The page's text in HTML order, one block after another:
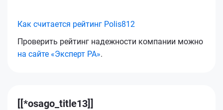
Как считается рейтинг Polis812
Проверить рейтинг надежности компании можно
на сайте «Эксперт РА».
[[*osago_title13]]